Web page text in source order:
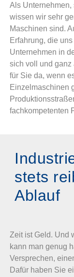
Als Unternehmen,
wissen wir sehr
Maschinen sind.
Erfahrung, die
Unternehmen in
sich voll und ganz
für Sie da, wenn
Einzelmaschinen
fachkompetenten
stets
Ablauf
Zeit ist Geld. Und
kann man genug
Versprechen,
Dafür haben Sie